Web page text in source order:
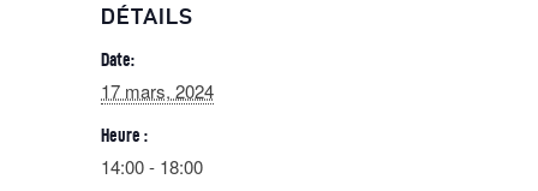
DÉTAILS
Date:
17 mars, 2024
Heure :
14:00 - 18:00